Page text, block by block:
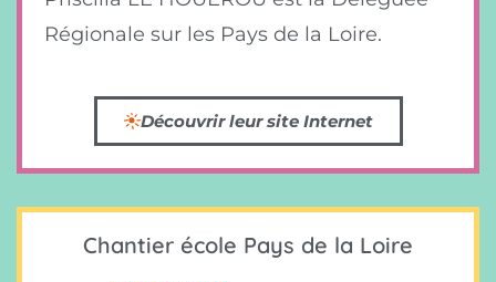
Régionale sur les Pays de la Loire.
Découvrir leur site Internet
Chantier école Pays de la Loire